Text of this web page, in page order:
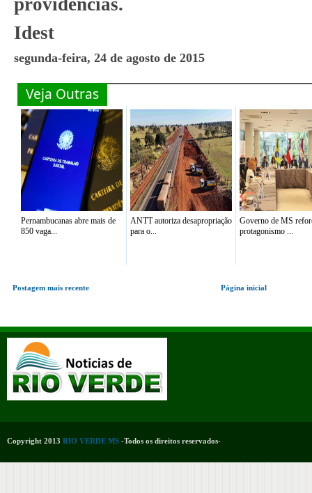
providências.
Idest
segunda-feira, 24 de agosto de 2015
Veja Outras
Pernambucanas abre mais de
850 vaga...
ANTT autoriza desapropriação
para o...
Governo de MS
protagonismo ...
Postagem mais recente Página inicial
Copyright 2013 RIO VERDE MS -Todos os direitos reservados-